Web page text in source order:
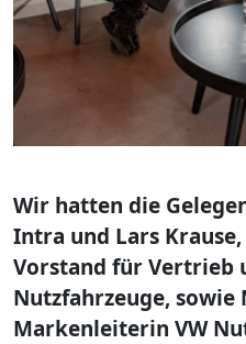
Wir hatten die
Intra und Lars Krause,
Vorstand für Vertrieb
Nutzfahrzeuge, sowie
Markenleiterin VW